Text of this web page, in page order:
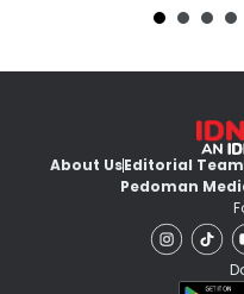
About UsEditorial Team
Pedoman